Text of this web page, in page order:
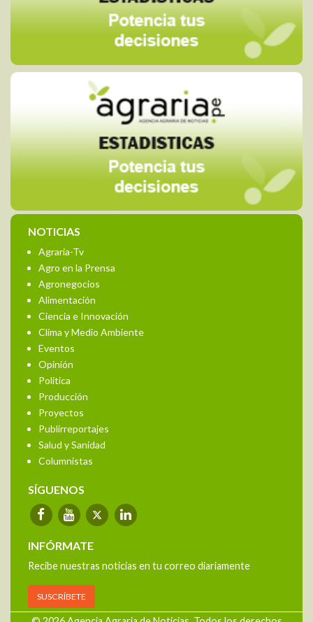
NOTICIAS
Agraria-Tv
Agro en la Prensa
Agronegocios
Alimentación
Ciencia e Innovación
Clima y Medio Ambiente
Eventos
Opinión
Política
Producción
Proyectos
Publirreportajes
Salud y Sanidad
Columnistas
SÍGUENOS
INFÓRMATE
Recibe nuestras noticias en tu correo diariamente
SUSCRÍBETE